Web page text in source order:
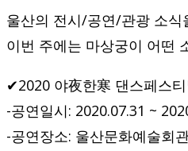
울산의 전시/공연/관광 소식
이번 주에는 마상궁이 어떤
✔2020 야夜한寒 댄스페스
-공연일시: 2020.07.31 ~
-공연장소: 울산문화예술회